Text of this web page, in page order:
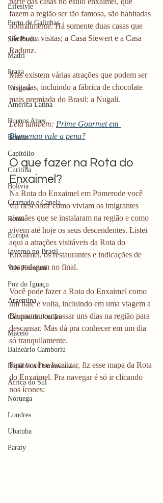
Lifestyle
Porto de Galinhas
São Paulo
Madri
Praga
Uruguai
América Latina
Buenos Aires
Bonito
Capitólio
Curitiba
Bolívia
Gramado e Canela
Roma
Europa
Inverno no Brasil
Vale Europeu
Foz do Iguaçu
Argentina
Campos do Jordão
Maceió
Balneário Camboriú
República Dominicana
África do Sul
Noruega
Londres
Ubatuba
Paraty
fazem a região ser tão famosa, são habitadas
normalmente. Há somente duas casas que
oferecem visitas; a Casa Siewert e a Casa
Radunz.
Mas existem várias atrações que podem ser
visitadas, incluindo a fábrica de chocolate
mais premiada do Brasil: a Nugali.
Leia também: Prime Gourmet em
Blumenau vale a pena?
O que fazer na Rota do
Enxaimel?
Na Rota do Enxaimel em Pomerode você
vai descobrir como viviam os imigrantes
alemães que se instalaram na região e como
vivem até hoje os seus descendentes. Listei
aqui a atrações visitáveis da Rota do
Enxaimel, os restaurantes e indicações de
hospedagem no final.
Você pode fazer a Rota do Enxaimel como
um bate e volta, incluindo em uma viagem a
Blumenau ou passar uns dias na região para
descansar. Mas dá pra conhecer em um dia
só tranquilamente.
Para você se localizar, fiz esse mapa da Rota
do Enxaimel. Pra navegar é só ir clicando
nos ícones: